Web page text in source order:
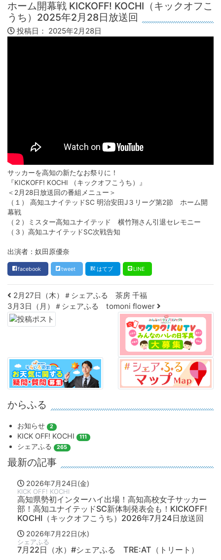
ホーム開幕戦 KICKOFF! KOCHI（キックオフこ
うち）2025年2月28日放送回
投稿日： 2025年2月28日
サッカーを高知の新たなお祭りに！
『KICKOFF! KOCHI （キックオフこうち）』
＜2月28日放送回の番組メニュー＞
（１） 高知ユナイテッドSC 明治安田J３リーグ第2節 ホーム開
幕戦
（２）ミスター高知ユナイテッド 横竹翔さん引退セレモニー
（３）高知ユナイテッドSC次戦告知
出演者：奴田原優奈
facebook tweet はてブ LINE
Post navigation
2月27日（木）＃シェアふる 茶房 千福
3月3日（月）＃シェアふる tomoni flower
からふる
お知らせ 2
KICK OFF! KOCHI 111
シェアふる 265
最新の記事
2026年7月24日(金)
KICK OFF! KOCHI
高知県勢初インターハイ出場！高知高校女子サッカー
部！高知ユナイテッドSC新体制発表会も！KICKOFF!
KOCHI（キックオフこうち）2026年7月24日放送回
2026年7月22日(水)
シェアふる
7月22日（水）#シェアふる TRE:AT（トリート）